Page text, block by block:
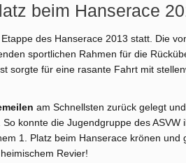
beim Hanserace
des Hanserace 2013 statt. Die
sportlichen Rahmen für die
sorgte für eine rasante Fahrt mit
am Schnellsten zurück gelegt
konnte die Jugendgruppe des ASVW
1. Platz beim Hanserace krönen und
Revier!